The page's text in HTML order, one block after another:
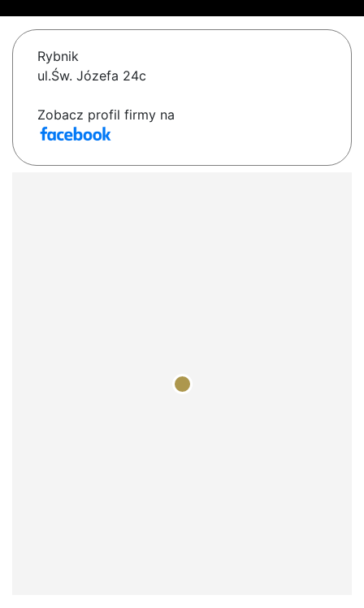
Rybnik
ul.Św. Józefa 24c
Zobacz profil firmy na